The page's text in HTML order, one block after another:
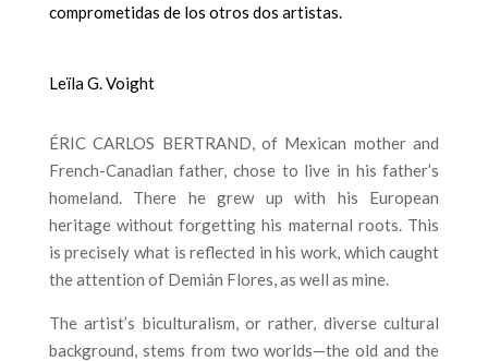
comprometidas de los otros dos artistas.
Leïla G. Voight
ÉRIC CARLOS BERTRAND, of Mexican mother and
French-Canadian father, chose to live in his father’s
homeland. There he grew up with his European
heritage without forgetting his maternal roots. This
is precisely what is reflected in his work, which caught
the attention of Demián Flores, as well as mine.
The artist’s biculturalism, or rather, diverse cultural
background, stems from two worlds—the old and the